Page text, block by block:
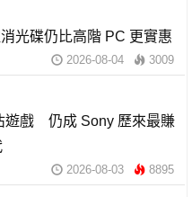
光碟仍比高階 PC 更實惠
2026-08-04 3009
遊戲 仍成 Sony 歷來最賺
2026-08-03 8895